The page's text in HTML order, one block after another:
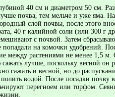
40 см и диаметром 50 см.
почва, тем мельче и уже яма.
слой почвы, после этого
40 г калийной соли (или 300 г
с почвой. Затем
на комочки удобрений.
между растениями не менее 1,5
лучше, поскольку весной он
сажать и весной, но до
водой. После посадки почву
перегноем или торфом.